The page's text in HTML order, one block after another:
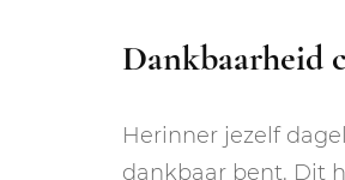
Dankbaarheid
Herinner jezelf
dankbaar bent. Dit